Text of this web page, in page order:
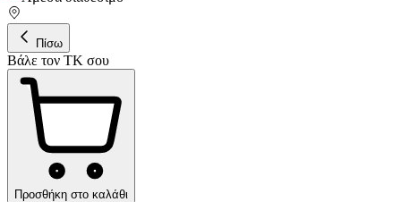
Πίσω
Βάλε τον ΤΚ σου
Προσθήκη στο καλάθι